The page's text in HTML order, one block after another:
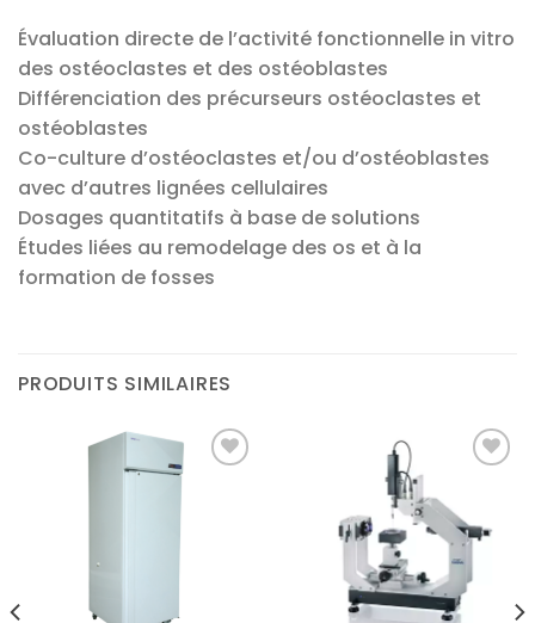
Évaluation directe de l’activité fonctionnelle in vitro
des ostéoclastes et des ostéoblastes
Différenciation des précurseurs ostéoclastes et
ostéoblastes
Co-culture d’ostéoclastes et/ou d’ostéoblastes
avec d’autres lignées cellulaires
Dosages quantitatifs à base de solutions
Études liées au remodelage des os et à la
formation de fosses
PRODUITS SIMILAIRES
Ajouter
à la liste
d’envies